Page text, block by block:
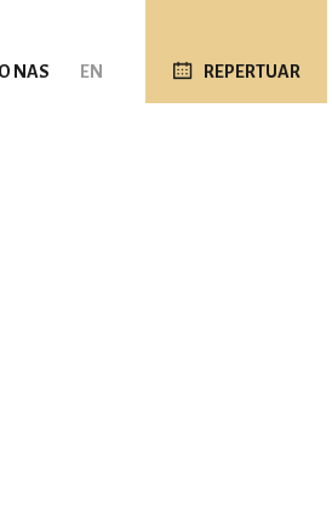
O NAS EN REPERTUAR